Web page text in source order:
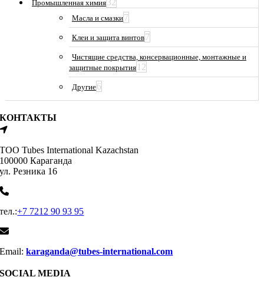
Промышленная химия 32
Масла и смазки7
Клеи и защита винтов7
Чистящие средства, консервационные, монтажные и
защитные покрытия 12
Другие6
КОНТАКТЫ
ТОО Tubes International Kazachstan
100000 Караганда
ул. Резника 16
тел.:+7 7212 90 93 95
Email:karaganda@tubes-international.com
SOCIAL MEDIA